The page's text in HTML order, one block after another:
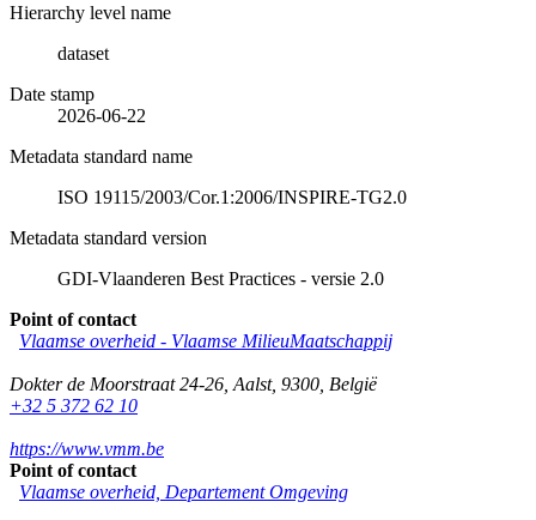
Hierarchy level name
dataset
Date stamp
2026-06-22
Metadata standard name
ISO 19115/2003/Cor.1:2006/INSPIRE-TG2.0
Metadata standard version
GDI-Vlaanderen Best Practices - versie 2.0
Point of contact
Vlaamse overheid - Vlaamse MilieuMaatschappij
Dokter de Moorstraat 24-26 Aalst, 9300 België
+32 5 372 62 10
https://www.vmm.be
Point of contact
Vlaamse overheid, Departement Omgeving